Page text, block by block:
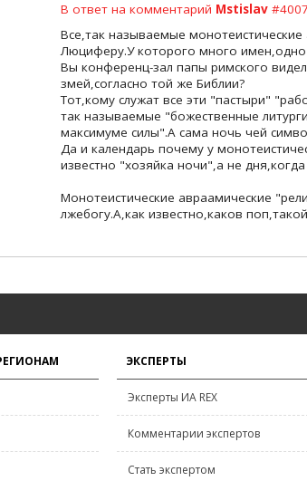
В ответ на комментарий Mstislav
Все,так называемые
Люциферу.У которого много имен,одно
Вы конференц-зал папы римского
змей,согласно той же Библии?
Тот,кому служат все эти "пастыри"
так называемые "божественные
максимуме силы".А сама ночь чей
Да и календарь почему у
известно "хозяйка ночи",а не
Монотеистические авраамические
лжебогу.А,как известно,каков
ЭКСПЕРТЫ
Эксперты ИА REX
Комментарии экспертов
Стать экспертом